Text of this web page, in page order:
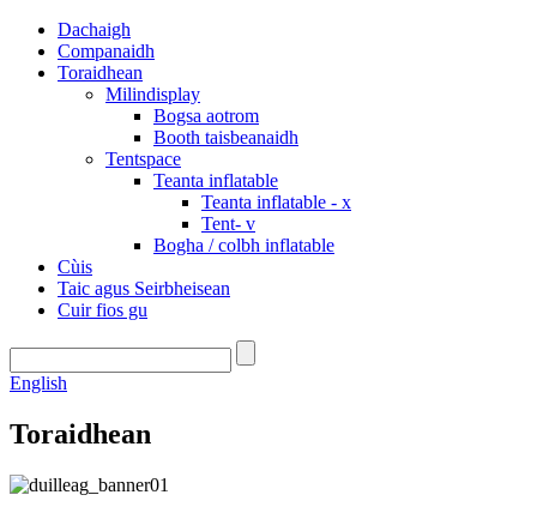
Dachaigh
Companaidh
Toraidhean
Milindisplay
Bogsa aotrom
Booth taisbeanaidh
Tentspace
Teanta inflatable
Teanta inflatable - x
Tent- v
Bogha / colbh inflatable
Cùis
Taic agus Seirbheisean
Cuir fios gu
English
Toraidhean